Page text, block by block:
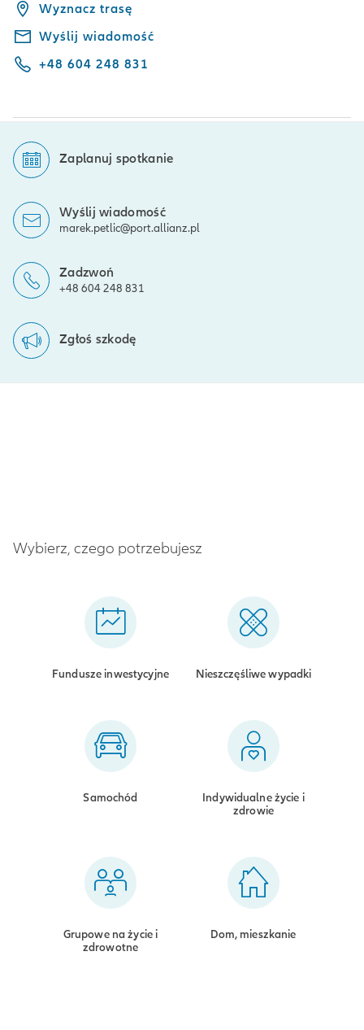
Wyznacz trasę
Wyślij wiadomość
+48 604 248 831
Zaplanuj spotkanie
Wyślij wiadomość
marek.petlic@port.allianz.pl
Zadzwoń
+48 604 248 831
Zgłoś szkodę
Wybierz, czego potrzebujesz
Fundusze inwestycyjne Nieszczęśliwe wypadki
Samochód
Indywidualne życie i
zdrowie
Grupowe na życie i
zdrowotne
Dom, mieszkanie